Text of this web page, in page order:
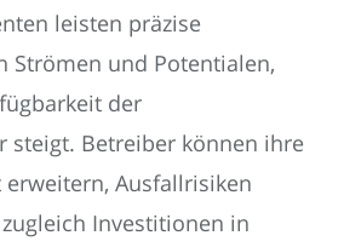
leisten präzise
Strömen und Potentialen,
der
steigt. Betreiber können ihre
Ausfallrisiken
Investitionen in